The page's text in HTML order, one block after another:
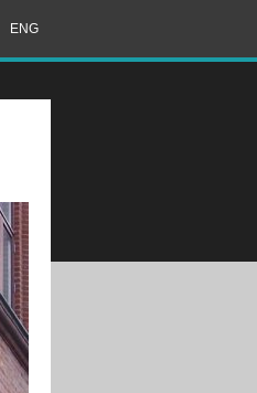
ENG